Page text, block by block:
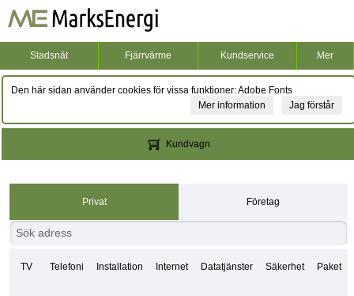
Stadsnät Fjärrvärme Kundservice Mer
Den här sidan använder cookies för vissa funktioner: Adobe Fonts
Jag förstår
Mer information
Kundvagn
Privat Företag
TV Telefoni Installation Internet Datatjänster Säkerhet Paket